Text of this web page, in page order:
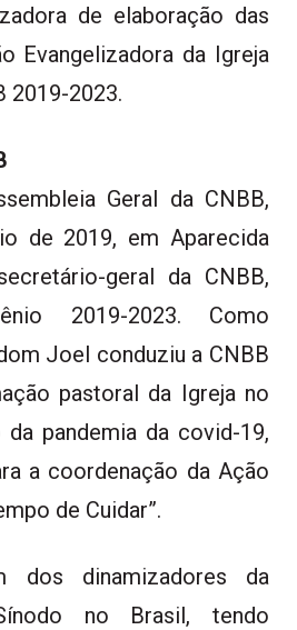
de elaboração das
Evangelizadora da Igreja
2019-2023.
Geral da CNBB,
de 2019, em Aparecida
geral da CNBB,
2019-2023. Como
Joel conduziu a CNBB
pastoral da Igreja no
pandemia da covid-19,
a coordenação da Ação
de Cuidar”.
dos dinamizadores da
no Brasil, tendo